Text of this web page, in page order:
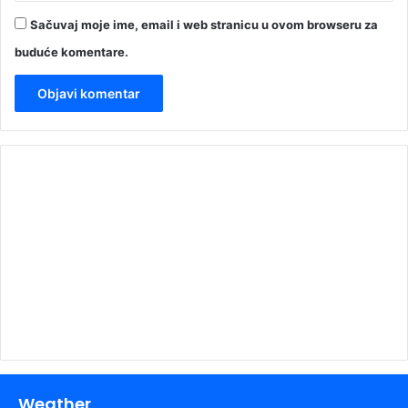
Sačuvaj moje ime, email i web stranicu u ovom browseru za
buduće komentare.